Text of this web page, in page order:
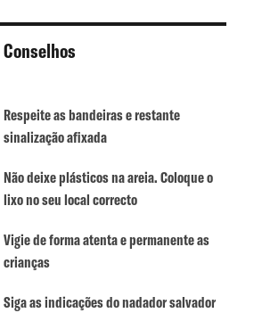
Respeite as bandeiras e restante
sinalização afixada
Não deixe plásticos na areia. Coloque o
lixo no seu local correcto
Vigie de forma atenta e permanente as
crianças
Siga as indicações do nadador salvador